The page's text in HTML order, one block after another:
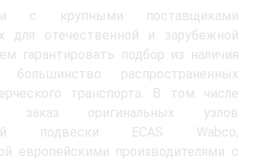
с крупными поставщиками
для отечественной и зарубежной
гарантировать подбор из наличия
большинство распространенных
транспорта. В том числе
заказ оригинальных узлов
подвески ECAS Wabco,
европейскими производителями с